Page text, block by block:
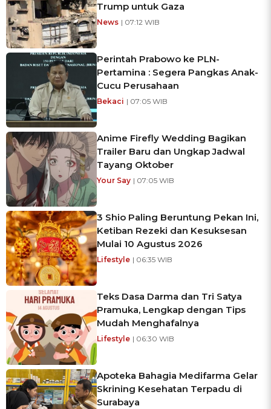
Trump untuk Gaza
News | 07:12 WIB
Perintah Prabowo ke PLN-
Pertamina : Segera Pangkas Anak-
Cucu Perusahaan
Bekaci | 07:05 WIB
Anime Firefly Wedding Bagikan
Trailer Baru dan Ungkap Jadwal
Tayang Oktober
Your Say | 07:05 WIB
3 Shio Paling Beruntung Pekan Ini,
Ketiban Rezeki dan Kesuksesan
Mulai 10 Agustus 2026
Lifestyle | 06:35 WIB
Teks Dasa Darma dan Tri Satya
Pramuka, Lengkap dengan Tips
Mudah Menghafalnya
Lifestyle | 06:30 WIB
Apoteka Bahagia Medifarma Gelar
Skrining Kesehatan Terpadu di
Surabaya